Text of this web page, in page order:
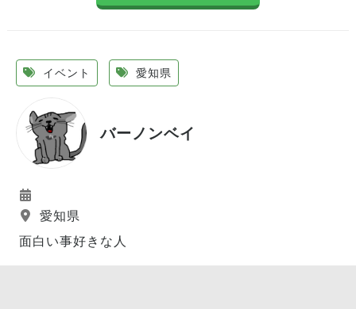
イベント 愛知県
バーノンベイ
愛知県
面白い事好きな人